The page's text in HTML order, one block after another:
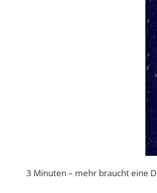
3 Minuten – mehr braucht eine